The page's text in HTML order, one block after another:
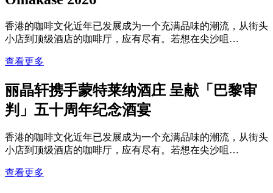
香港的咖啡文化近年已发展成为一个充满品味的潮流，从街头
小店到顶级酒店的咖啡厅，应有尽有。若想在尖沙咀…
查看更多
丽晶轩携手蒙特莱纳酒庄 呈献「巴黎审
判」五十周年纪念酒宴
香港的咖啡文化近年已发展成为一个充满品味的潮流，从街头
小店到顶级酒店的咖啡厅，应有尽有。若想在尖沙咀…
查看更多